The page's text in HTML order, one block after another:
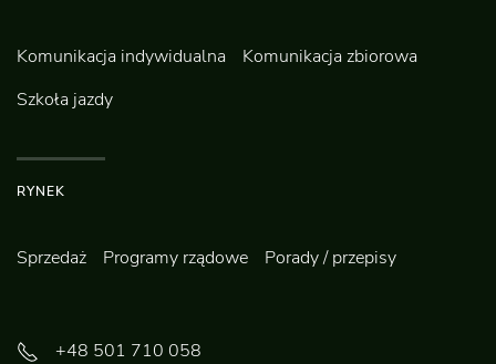
Komunikacja indywidualna
Komunikacja zbiorowa
Szkoła jazdy
RYNEK
Sprzedaż Programy rządowe Porady / przepisy
+48 501 710 058